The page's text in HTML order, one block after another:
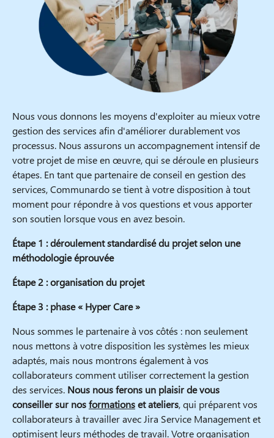
Nous vous donnons les moyens d'exploiter au mieux votre
gestion des services afin d'améliorer durablement vos
processus. Nous assurons un accompagnement intensif de
votre projet de mise en œuvre, qui se déroule en plusieurs
étapes. En tant que partenaire de conseil en gestion des
services, Communardo se tient à votre disposition à tout
moment pour répondre à vos questions et vous apporter
son soutien lorsque vous en avez besoin.
Étape 1 : déroulement standardisé du projet selon une
méthodologie éprouvée
Étape 2 : organisation du projet
Étape 3 : phase « Hyper Care »
Nous sommes le partenaire à vos côtés : non seulement
nous mettons à votre disposition les systèmes les mieux
adaptés, mais nous montrons également à vos
collaborateurs comment utiliser correctement la gestion
des services. Nous nous ferons un plaisir de vous
conseiller sur nosformationset ateliers, qui préparent vos
collaborateurs à travailler avec Jira Service Management et
optimisent leurs méthodes de travail. Votre organisation